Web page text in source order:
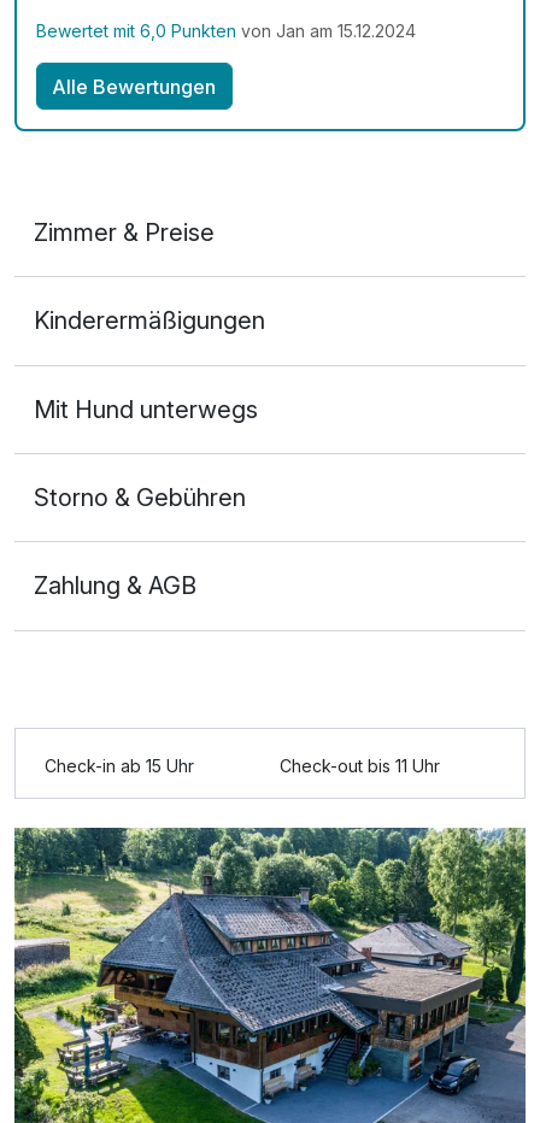
Bewertet mit 6,0 Punkten von Jan am 15.12.2024
Alle Bewertungen
Zimmer & Preise
2 Erwachsene und 1 Kind
Ausstattung
Zusatznächte
Kinderermäßigungen
Mit Hund unterwegs
Storno & Gebühren
Zahlung & AGB
Check-in ab 15 Uhr Check-out bis 11 Uhr